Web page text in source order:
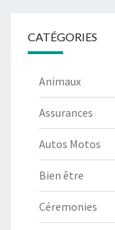
CATÉGORIES
Animaux
Assurances
Autos Motos
Bien être
Céremonies